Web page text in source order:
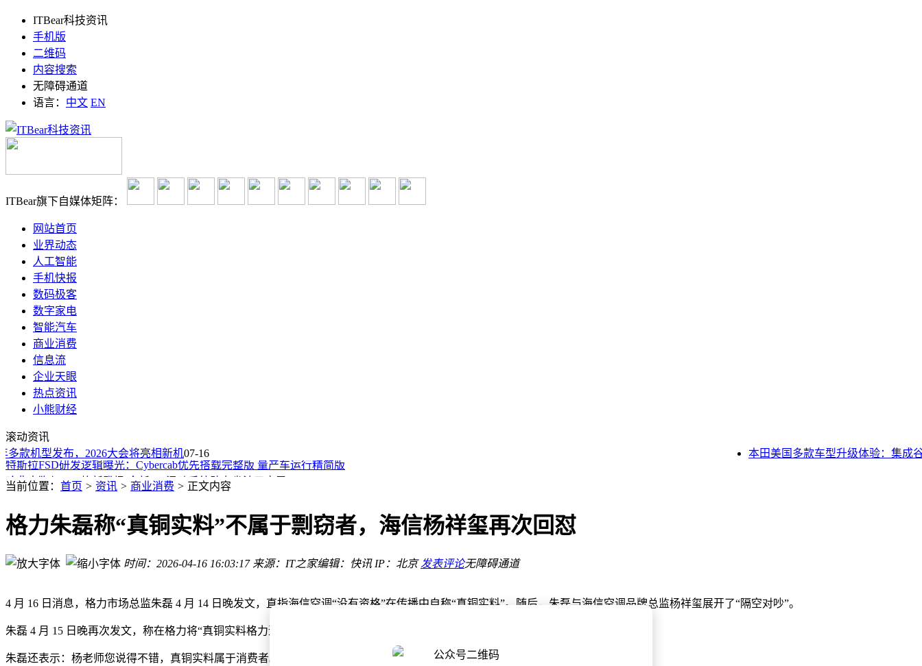
ITBear科技资讯
手机版
二维码
内容搜索
无障碍通道
语言： 中文 EN
ITBear旗下自媒体矩阵：
网站首页
业界动态
人工智能
手机快报
数码极客
数字家电
智能汽车
商业消费
信息流
企业天眼
热点资讯
小熊财经
滚动资讯
款机型发布，2026大会将亮相新机07-16 本田美国多款车型升级体验：集成谷
印度外卖巨头戈亚尔跨界创业：可穿戴设备与航空双线并进，挑战与机遇并存
骨传导耳机怎么选？十款热门产品深度测评，帮你精准避坑找到心仪款
特斯拉FSD研发逻辑曝光：Cybercab优先搭载完整版 量产车运行精简版
哈弗大狗与H6L焕新登场 全新Hi2混动系统助力省油又亲民
自助餐“攻占”商场：繁荣表象下，是持续扩张还是暗藏危机？
比亚迪旗下腾势汽车于六盘水新设销售公司 拓展新能源业务版图
IMAX与歌尔丹拿携手：将影院级沉浸体验工程化融入车载娱乐新赛道
比亚迪海外品牌架构大调整：聚焦资源整合，加速拓展全球市场
印度外卖巨头戈亚尔跨界创业：可穿戴设备与航空双线并进，挑战与机遇并存
当前位置： 首页 > 资讯 > 商业消费 > 正文内容
格力朱磊称“真铜实料”不属于剽窃者，海信杨祥玺再次回怼
时间：2026-04-16 16:03:17 来源：IT之家编辑：快讯 IP：北京 发表评论无障碍通道
4 月 16 日消息，格力市场总监朱磊 4 月 14 日晚发文，直指海信空调“没有资格”在传播中自称“真铜实料”。随后，朱磊与海信空调品牌总监杨祥玺展开了“隔空对吵”。
朱磊 4 月 15 日晚再次发文，称在格力将“真铜实料格力造”应用于全媒体传播之前，并未看到哪家家电企业用此宣传。
朱磊还表示：杨老师您说得不错，真铜实料属于消费者。但，不属于剽窃者。